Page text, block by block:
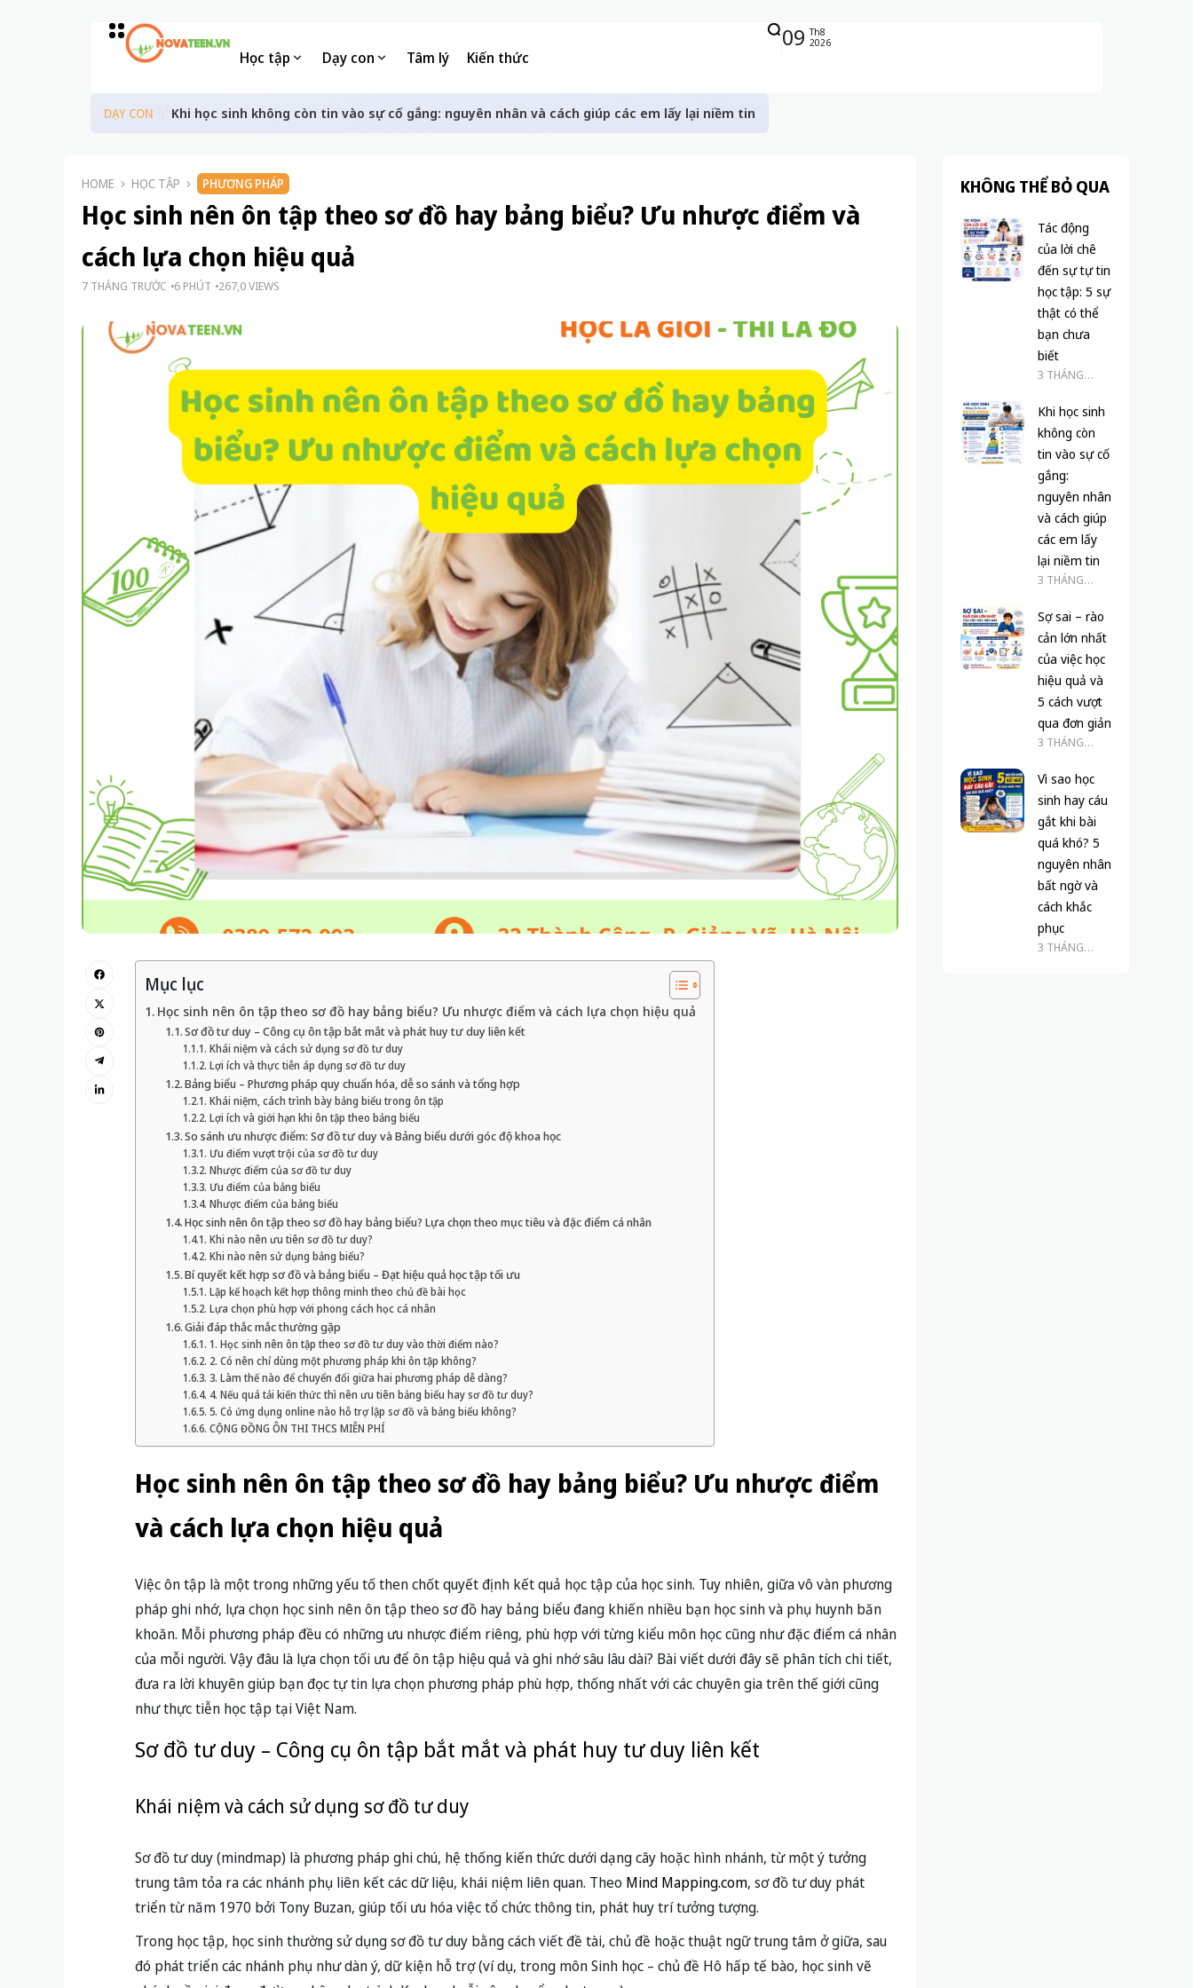
Học tập Dạy con Tâm lý Kiến thức
09 Th8
2026
DẠY CON Khi học sinh không còn tin vào sự cố gắng: nguyên nhân và cách giúp các em lấy lại niềm tin
HOME HỌC TẬP PHƯƠNG PHÁP
Học sinh nên ôn tập theo sơ đồ hay bảng biểu? Ưu nhược điểm và
cách lựa chọn hiệu quả
7 THÁNG TRƯỚC 6 PHÚT 267,0 VIEWS
Mục lục
Học sinh nên ôn tập theo sơ đồ hay bảng biểu? Ưu nhược điểm và cách lựa chọn hiệu quả
Sơ đồ tư duy – Công cụ ôn tập bắt mắt và phát huy tư duy liên kết
Khái niệm và cách sử dụng sơ đồ tư duy
Lợi ích và thực tiễn áp dụng sơ đồ tư duy
Bảng biểu – Phương pháp quy chuẩn hóa, dễ so sánh và tổng hợp
Khái niệm, cách trình bày bảng biểu trong ôn tập
Lợi ích và giới hạn khi ôn tập theo bảng biểu
So sánh ưu nhược điểm: Sơ đồ tư duy và Bảng biểu dưới góc độ khoa học
Ưu điểm vượt trội của sơ đồ tư duy
Nhược điểm của sơ đồ tư duy
Ưu điểm của bảng biểu
Nhược điểm của bảng biểu
Học sinh nên ôn tập theo sơ đồ hay bảng biểu? Lựa chọn theo mục tiêu và đặc điểm cá nhân
Khi nào nên ưu tiên sơ đồ tư duy?
Khi nào nên sử dụng bảng biểu?
Bí quyết kết hợp sơ đồ và bảng biểu – Đạt hiệu quả học tập tối ưu
Lập kế hoạch kết hợp thông minh theo chủ đề bài học
Lựa chọn phù hợp với phong cách học cá nhân
Giải đáp thắc mắc thường gặp
1. Học sinh nên ôn tập theo sơ đồ tư duy vào thời điểm nào?
2. Có nên chỉ dùng một phương pháp khi ôn tập không?
3. Làm thế nào để chuyển đổi giữa hai phương pháp dễ dàng?
4. Nếu quá tải kiến thức thì nên ưu tiên bảng biểu hay sơ đồ tư duy?
5. Có ứng dụng online nào hỗ trợ lập sơ đồ và bảng biểu không?
CỘNG ĐỒNG ÔN THI THCS MIỄN PHÍ
Học sinh nên ôn tập theo sơ đồ hay bảng biểu? Ưu nhược điểm
và cách lựa chọn hiệu quả
Việc ôn tập là một trong những yếu tố then chốt quyết định kết quả học tập của học sinh. Tuy nhiên, giữa vô vàn phương
pháp ghi nhớ, lựa chọn học sinh nên ôn tập theo sơ đồ hay bảng biểu đang khiến nhiều bạn học sinh và phụ huynh băn
khoăn. Mỗi phương pháp đều có những ưu nhược điểm riêng, phù hợp với từng kiểu môn học cũng như đặc điểm cá nhân
của mỗi người. Vậy đâu là lựa chọn tối ưu để ôn tập hiệu quả và ghi nhớ sâu lâu dài? Bài viết dưới đây sẽ phân tích chi tiết,
đưa ra lời khuyên giúp bạn đọc tự tin lựa chọn phương pháp phù hợp, thống nhất với các chuyên gia trên thế giới cũng
như thực tiễn học tập tại Việt Nam.
Sơ đồ tư duy – Công cụ ôn tập bắt mắt và phát huy tư duy liên kết
Khái niệm và cách sử dụng sơ đồ tư duy
Sơ đồ tư duy (mindmap) là phương pháp ghi chú, hệ thống kiến thức dưới dạng cây hoặc hình nhánh, từ một ý tưởng
trung tâm tỏa ra các nhánh phụ liên kết các dữ liệu, khái niệm liên quan. Theo Mind Mapping.com, sơ đồ tư duy phát
triển từ năm 1970 bởi Tony Buzan, giúp tối ưu hóa việc tổ chức thông tin, phát huy trí tưởng tượng.
Trong học tập, học sinh thường sử dụng sơ đồ tư duy bằng cách viết đề tài, chủ đề hoặc thuật ngữ trung tâm ở giữa, sau
đó phát triển các nhánh phụ như dàn ý, dữ kiện hỗ trợ (ví dụ, trong môn Sinh học – chủ đề Hô hấp tế bào, học sinh vẽ
KHÔNG THỂ BỎ QUA
Tác động
của lời chê
đến sự tự tin
học tập: 5 sự
thật có thể
bạn chưa
biết
3 THÁNG
Khi học sinh
không còn
tin vào sự cố
gắng:
nguyên nhân
và cách giúp
các em lấy
lại niềm tin
3 THÁNG
Sợ sai – rào
cản lớn nhất
của việc học
hiệu quả và
5 cách vượt
qua đơn giản
3 THÁNG
Vì sao học
sinh hay cáu
gắt khi bài
quá khó? 5
nguyên nhân
bất ngờ và
cách khắc
phục
3 THÁNG